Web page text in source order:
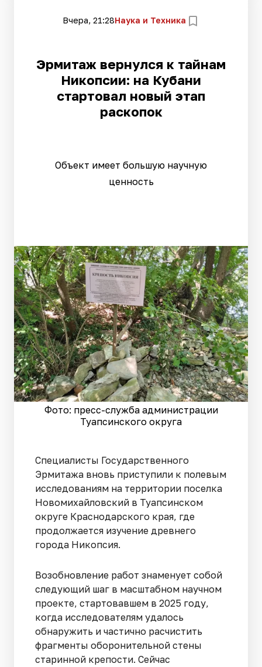
Вчера, 21:28Наука и Техника
Эрмитаж вернулся к тайнам
Никопсии: на Кубани
стартовал новый этап
раскопок
Объект имеет большую научную
ценность
Фото: пресс-служба администрации
Туапсинского округа
Специалисты Государственного
Эрмитажа вновь приступили к полевым
исследованиям на территории поселка
Новомихайловский в Туапсинском
округе Краснодарского края, где
продолжается изучение древнего
города Никопсия.
Возобновление работ знаменует собой
следующий шаг в масштабном научном
проекте, стартовавшем в 2025 году,
когда исследователям удалось
обнаружить и частично расчистить
фрагменты оборонительной стены
старинной крепости. Сейчас